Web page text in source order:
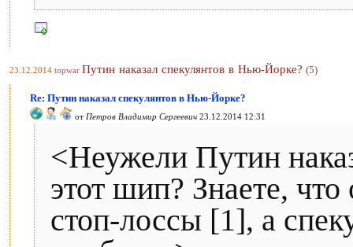
23.12.2014 topwar Путин наказал спекулянтов в Нью-Йорке? (5)
Re: Путин наказал спекулянтов в Нью-Йорке?
от Петров Владимир Сергеевич 23.12.2014 12:31
<Неужели Путин
этот шип? Знаете,
стоп-лоссы [1], а